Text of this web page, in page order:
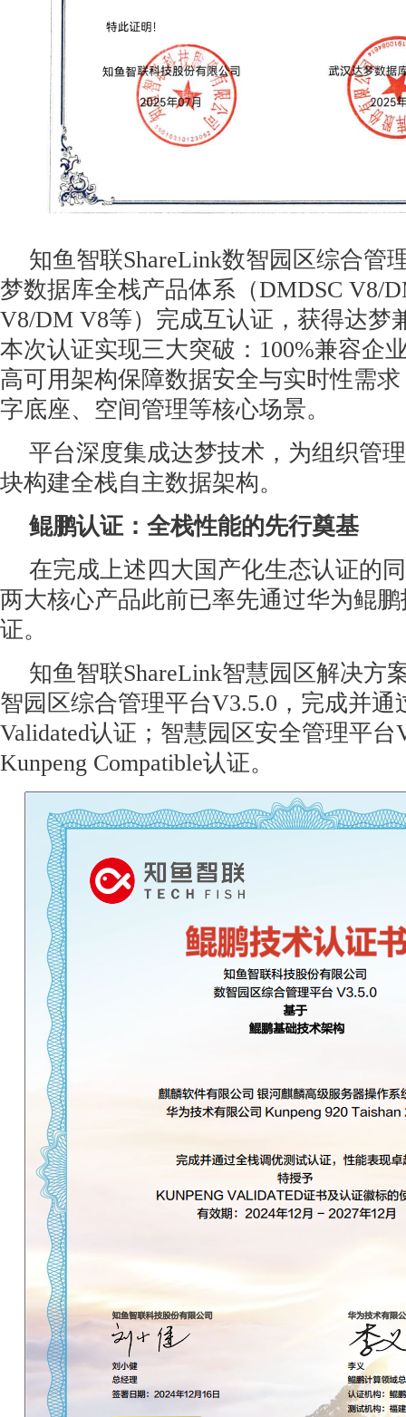
知鱼智联ShareLink数智园区综合管
梦数据库全栈产品体系（DMDSC V8/
V8/DM V8等）完成互认证，获得达梦
本次认证实现三大突破：100%兼容企
高可用架构保障数据安全与实时性需
字底座、空间管理等核心场景。
平台深度集成达梦技术，为组织管
块构建全栈自主数据架构。
鲲鹏认证：全栈性能的先行奠基
在完成上述四大国产化生态认证的
两大核心产品此前已率先通过华为鲲
证。
知鱼智联ShareLink智慧园区解决
智园区综合管理平台V3.5.0，完成并通
Validated认证；智慧园区安全管理平台
Kunpeng Compatible认证。